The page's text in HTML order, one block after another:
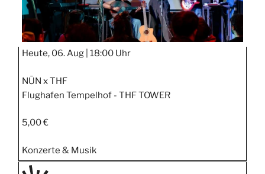
Heute, 06. Aug | 18:00 Uhr
NŪN x THF
Flughafen Tempelhof - THF TOWER
5,00 €
Konzerte & Musik